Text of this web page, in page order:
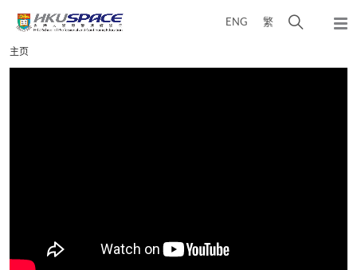
content
ENG 繁
弹
Main
content
主页